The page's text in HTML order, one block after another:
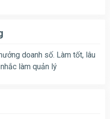
doanh số. Làm tốt, lâu
làm quản lý